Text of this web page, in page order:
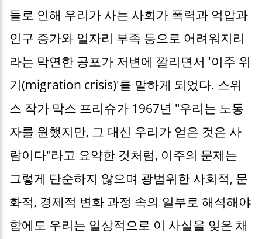
들로 인해 우리가 사는 사회가 폭력과 억압과
인구 증가와 일자리 부족 등으로 어려워지리
라는 막연한 공포가 저변에 깔리면서 '이주 위
기(migration crisis)'를 말하게 되었다. 스위
스 작가 막스 프리슈가 1967년 "우리는 노동
자를 원했지만, 그 대신 우리가 얻은 것은 사
람이다"라고 요약한 것처럼, 이주의 문제는
그렇게 단순하지 않으며 광범위한 사회적, 문
화적, 경제적 변화 과정 속의 일부로 해석해야
함에도 우리는 일상적으로 이 사실을 잊은 채